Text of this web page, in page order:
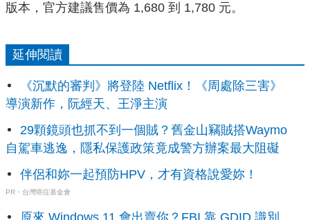
版本，官方建議售價為 1,680 到 1,780 元。
延伸閱讀
《沉默的審判》將登陸 Netflix！《周處除三害》
導演新作，阮經天、王淨主演
29顆鏡頭也抓不到一個賊？舊金山竊賊搭Waymo
自駕車逃逸，隱私保護政策竟成警方辦案最大阻礙
伴侶和妳一起預防HPV，才有資格說愛妳！
PR・台灣癌症基金會
原來 Windows 11 會出賣你？FBI 靠 GDID 識別